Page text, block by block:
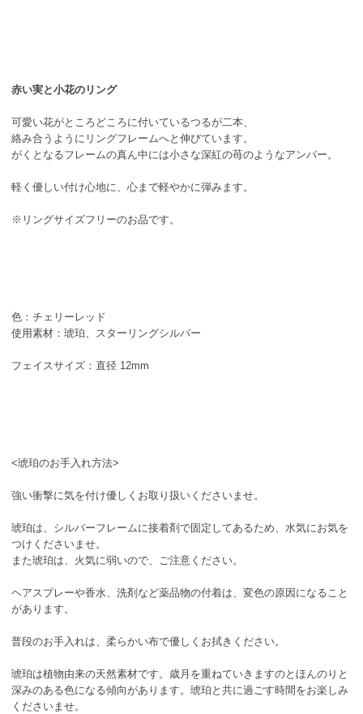
赤い実と小花のリング
可愛い花がところどころに付いているつるが二本、
絡み合うようにリングフレームへと伸びています。
がくとなるフレームの真ん中には小さな深紅の苺のようなアンバー。
軽く優しい付け心地に、心まで軽やかに弾みます。
※リングサイズフリーのお品です。
色：チェリーレッド
使用素材：琥珀、スターリングシルバー
フェイスサイズ：直径 12mm
<琥珀のお手入れ方法>
強い衝撃に気を付け優しくお取り扱いくださいませ。
琥珀は、シルバーフレームに接着剤で固定してあるため、水気にお気を
つけくださいませ。
また琥珀は、火気に弱いので、ご注意ください。
ヘアスプレーや香水、洗剤など薬品物の付着は、変色の原因になること
があります。
普段のお手入れは、柔らかい布で優しくお拭きください。
琥珀は植物由来の天然素材です。歳月を重ねていきますのとほんのりと
深みのある色になる傾向があります。琥珀と共に過ごす時間をお楽しみ
くださいませ。